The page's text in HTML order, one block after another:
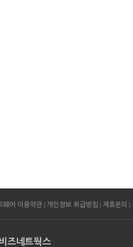
웨어 이용약관 | 개인정보 취급방침 | 제휴문의 |
즈네트웍스